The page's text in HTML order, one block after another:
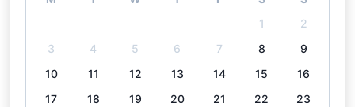
1
2
3
4 5 6 7 8
9
10
11 12 13 14 15
16
17
18 19 20 21 22
23